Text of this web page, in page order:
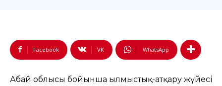
Facebook VK WhatsApp
Абай облысы бойынша Қылмыстық-атқару жүйесі